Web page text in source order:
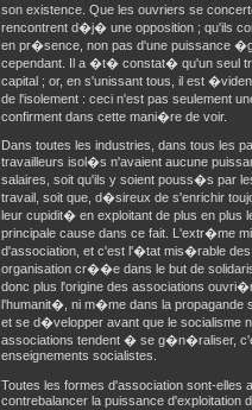
son existence. Que les ouvriers se
rencontrent d�j� une opposition ; qu'ils
en pr�sence, non pas d'une puissance
cependant. Il a �t� constat� qu'un seul
capital ; or, en s'unissant tous, il est
de l'isolement : ceci n'est pas seulement
confirment dans cette mani�re de voir.
Dans toutes les industries, dans tous les
travailleurs isol�s n'avaient aucune
salaires, soit qu'ils y soient pouss�s par
travail, soit que, d�sireux de s'enrichir
leur cupidit� en exploitant de plus en
principale cause dans ce fait. L'extr�me
d'association, et c'est l'�tat mis�rable
organisation cr��e dans le but de
donc plus l'origine des associations
l'humanit�, ni m�me dans la propagande
et se d�velopper avant que le socialisme
associations tendent � se g�n�raliser,
enseignements socialistes.
Toutes les formes d'association sont-
contrebalancer la puissance d'exploitation